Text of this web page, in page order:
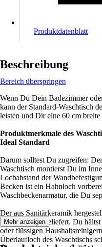
Produktdatenblatt
Beschreibung
Bereich überspringen
Wenn Du Dein Badezimmer
kann der Standard-Waschtisch
leisten und Dir eine 60 cm
Produktmerkmale des
Ideal Standard
Darum solltest Du zugreifen:
Waschtisch montierst Du im
Lochabstand der
Becken ist ein Hahnloch
Waschbeckenarmatur, die Du
Der aus Sanitärkeramik
Beschichtung geliefert. Du
oder flüssigen
Überlaufloch des Waschtischs
Mehr anzeigen